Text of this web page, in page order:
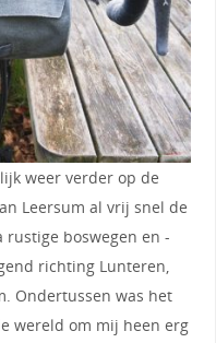
weer verder op de
Leersum al vrij snel de
rustige boswegen en -
richting Lunteren,
Ondertussen was het
wereld om mij heen erg